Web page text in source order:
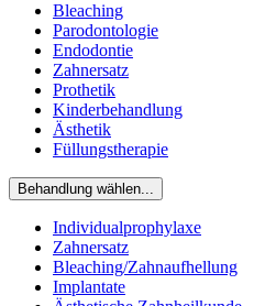
Bleaching
Parodontologie
Endodontie
Zahnersatz
Prothetik
Kinderbehandlung
Ästhetik
Füllungstherapie
Behandlung wählen...
Individualprophylaxe
Zahnersatz
Bleaching/Zahnaufhellung
Implantate